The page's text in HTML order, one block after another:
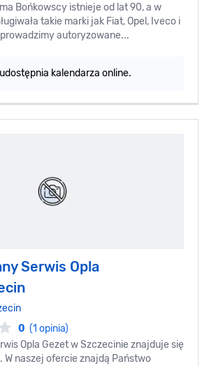
Bońkowscy istnieje od lat 90, a w
takie marki jak Fiat, Opel, Iveco i
autoryzowane...
kalendarza online.
Serwis Opla
0 (1 opinia)
Opla Gezet w Szczecinie znajduje się
W naszej ofercie znajdą Państwo